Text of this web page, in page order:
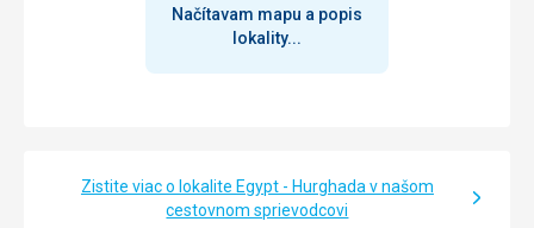
Naprosto nadšeni jsme byli z personálu, všichni velmi
Google Translate
Načítavam mapu a popis
lokality...
Zistite viac o lokalite Egypt - Hurghada v našom
cestovnom sprievodcovi